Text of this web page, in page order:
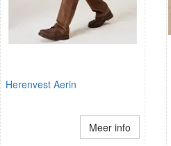
Herenvest Aerin
Meer info